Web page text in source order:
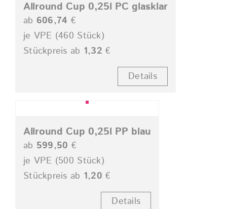
Allround Cup 0,25l PC glasklar
ab 606,74 €
je VPE (460 Stück)
Stückpreis ab 1,32 €
Details
Allround Cup 0,25l PP blau
ab 599,50 €
je VPE (500 Stück)
Stückpreis ab 1,20 €
Details